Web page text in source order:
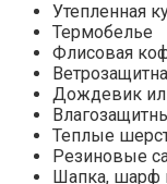
Утепленная
Термобелье
Флисовая
Дождевик
Теплые
Резиновые
Шапка, шарф